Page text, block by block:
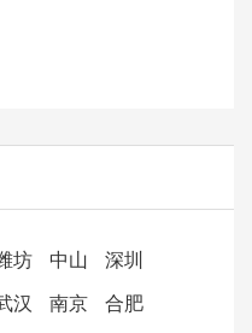
坊 中山
深圳
汉 南京
合肥